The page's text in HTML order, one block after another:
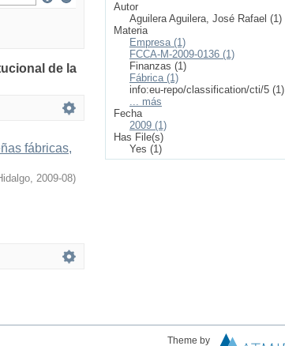
de la
fábricas,
, 2009-08)
Autor
Aguilera Aguilera, José Rafael (1)
Materia
Empresa (1)
FCCA-M-2009-0136 (1)
Finanzas (1)
Fábrica (1)
info:eu-repo/classification/cti/5 (1)
... más
Fecha
2009 (1)
Has File(s)
Yes (1)
Theme by